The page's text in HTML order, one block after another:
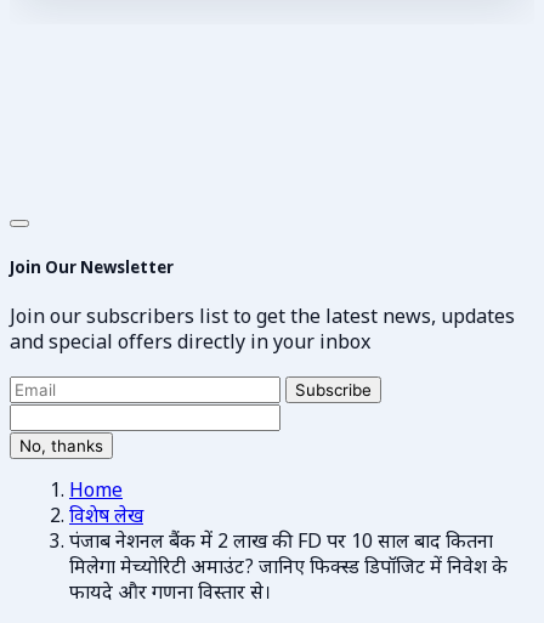
Join Our Newsletter
Join our subscribers list to get the latest news, updates
and special offers directly in your inbox
Subscribe
No, thanks
Home
विशेष लेख
पंजाब नेशनल बैंक में 2 लाख की FD पर 10 साल बाद कितना
मिलेगा मेच्योरिटी अमाउंट? जानिए फिक्स्ड डिपॉजिट में निवेश के
फायदे और गणना विस्तार से।